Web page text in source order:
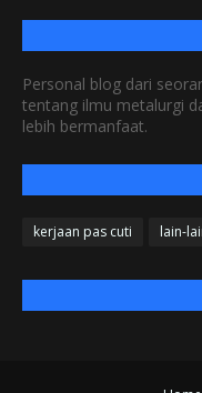
Personal blog dari
tentang ilmu metalurgi
lebih bermanfaat.
kerjaan pas cuti lain-